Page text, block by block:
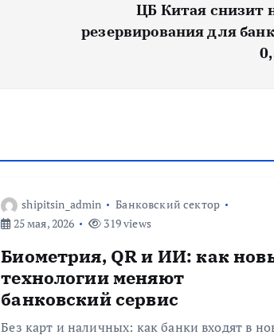
ЦБ Китая снизит
резервирования для
shipitsin_admin
Банковский сектор
25 мая, 2026
319 views
Биометрия, QR и ИИ: как
технологии меняют
банковский сервис
Без карт и наличных: как банки входят в